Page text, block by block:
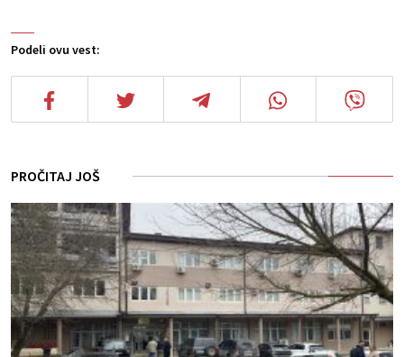
Podeli ovu vest:
PROČITAJ JOŠ